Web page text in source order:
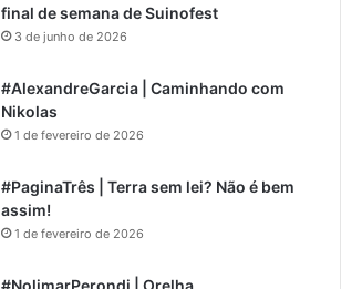
final de semana de Suinofest
3 de junho de 2026
#AlexandreGarcia | Caminhando com
Nikolas
1 de fevereiro de 2026
#PaginaTrês | Terra sem lei? Não é bem
assim!
1 de fevereiro de 2026
#NolimarPerondi | Orelha